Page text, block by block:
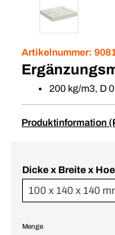
Artikelnummer:
200 kg/m3, D
Produktinformation
Dicke x Breite x
100 x 140 x 140
Menge